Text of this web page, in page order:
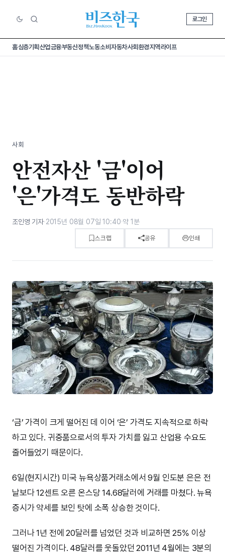
로그인
홈심층기획산업금융부동산정책노동소비 자동차사회환경지역라이프
사회
안전자산 '금'이어
'은'가격도 동반하락
조인영 기자·2015년 08월 07일 10:40·약 1분
스크랩 공유 인쇄
‘금’ 가격이 크게 떨어진 데 이어 ‘은’ 가격도 지속적으로 하락
하고 있다. 귀중품으로서의 투자 가치를 잃고 산업용 수요도
줄어들었기 때문이다.
6일(현지시간) 미국 뉴욕상품거래소에서 9월 인도분 은은 전
날보다 12센트 오른 온스당 14.68달러에 거래를 마쳤다. 뉴욕
증시가 약세를 보인 탓에 소폭 상승한 것이다.
그러나 1년 전에 20달러를 넘었던 것과 비교하면 25% 이상
떨어진 가격이다. 48달러를 웃돌았던 2011년 4월에는 3분의